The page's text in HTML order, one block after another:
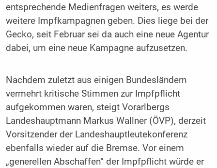
entsprechende Medienfragen weiters, es werde
weitere Impfkampagnen geben. Dies liege bei der
Gecko, seit Februar sei da auch eine neue Agentur
dabei, um eine neue Kampagne aufzusetzen.
Nachdem zuletzt aus einigen Bundesländern
vermehrt kritische Stimmen zur Impfpflicht
aufgekommen waren, steigt Vorarlbergs
Landeshauptmann Markus Wallner (ÖVP), derzeit
Vorsitzender der Landeshauptleutekonferenz
ebenfalls wieder auf die Bremse. Vor einem
„generellen Abschaffen“ der Impfpflicht würde er